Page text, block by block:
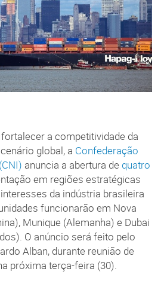
a competitividade da
global, a Confederação
anuncia a abertura de quatro
em regiões estratégicas
da indústria brasileira
funcionarão em Nova
Munique (Alemanha) e Dubai
O anúncio será feito pelo
Alban, durante reunião de
próxima terça-feira (30).